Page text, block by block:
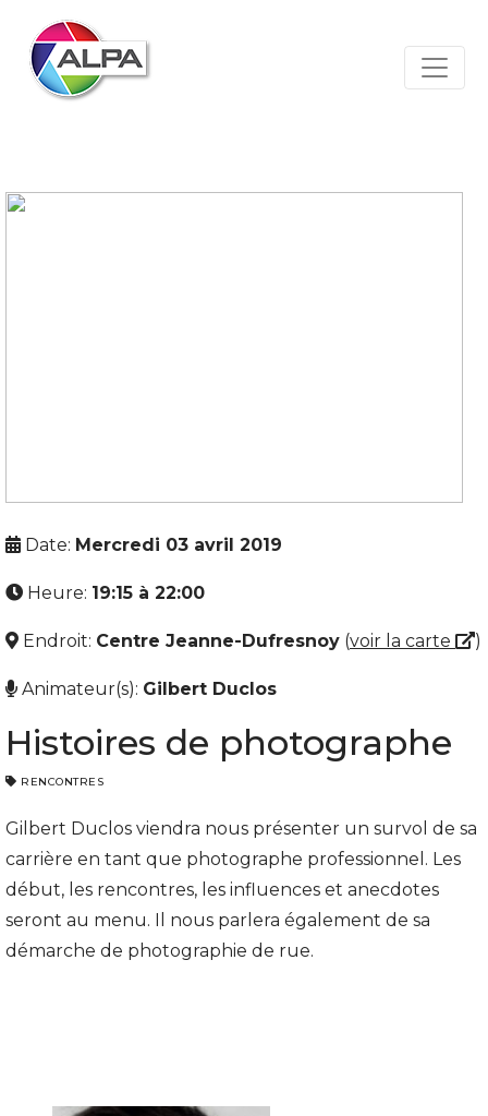
Histoires de photographe
RENCONTRES
Gilbert Duclos viendra nous présenter un survol de sa
carrière en tant que photographe professionnel. Les
début, les rencontres, les influences et anecdotes
seront au menu. Il nous parlera également de sa
démarche de photographie de rue.
Date: Mercredi 03 avril 2019
Heure: 19:15 à 22:00
Endroit: Centre Jeanne-Dufresnoy (voir la carte )
Animateur(s): Gilbert Duclos